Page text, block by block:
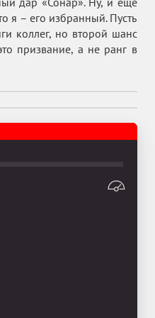
я – его избранный. Пусть
коллег, но второй шанс
призвание, а не ранг в